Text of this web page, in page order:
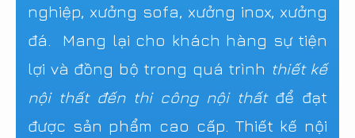
nghiệp, xưởng sofa, xưởng inox, xưởng
đá. Mang lại cho khách hàng sự tiện
lợi và đồng bộ trong quá trình thiết kế
nội thất đến thi công nội thấtđể đạt
được sản phẩm cao cấp. Thiết kế nội